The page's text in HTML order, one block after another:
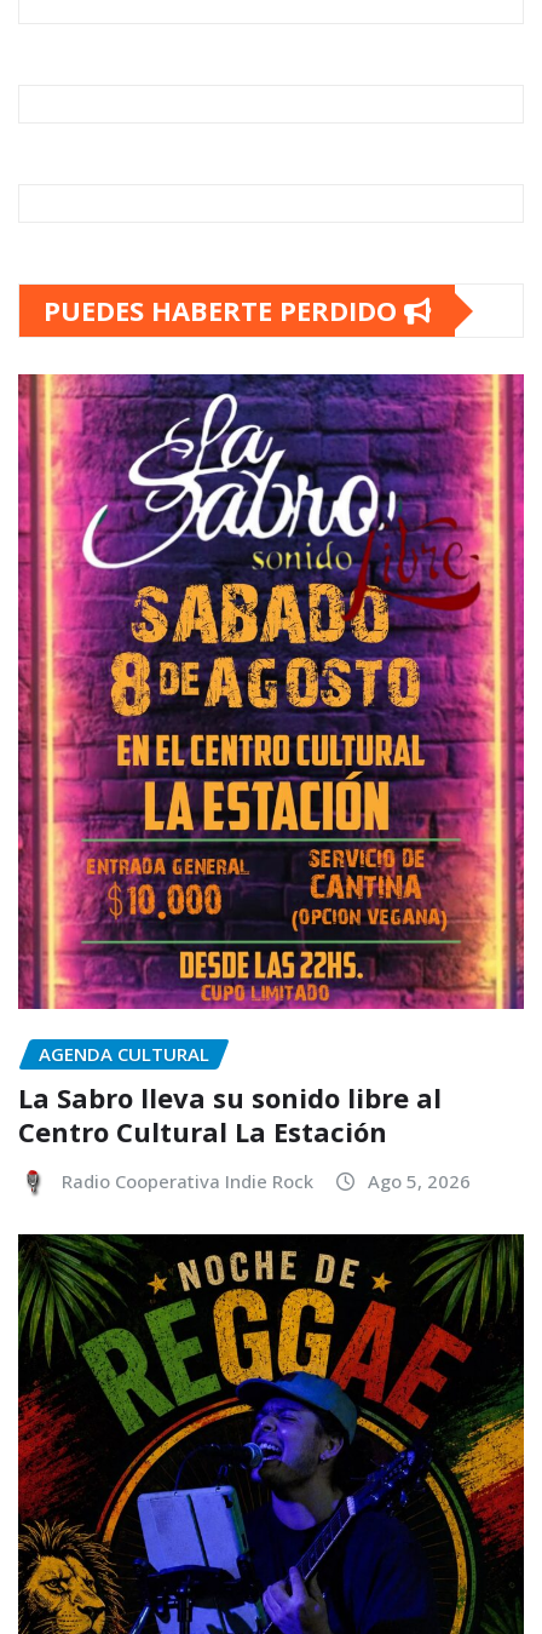
PUEDES HABERTE PERDIDO
AGENDA CULTURAL
La Sabro lleva su sonido libre al
Centro Cultural La Estación
Radio Cooperativa Indie Rock Ago 5, 2026